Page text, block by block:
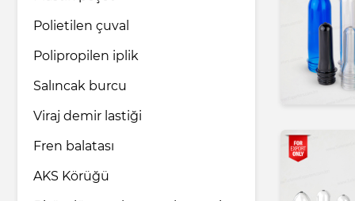
Hukuk ve Danışmanlık hizmetleri
Polietilen çuval
Polipropilen iplik
Salıncak burcu
Viraj demir lastiği
Fren balatası
AKS Körüğü